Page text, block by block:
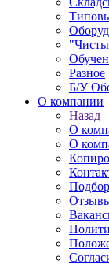
Разное
Б/У
О компании
Назад
О
О